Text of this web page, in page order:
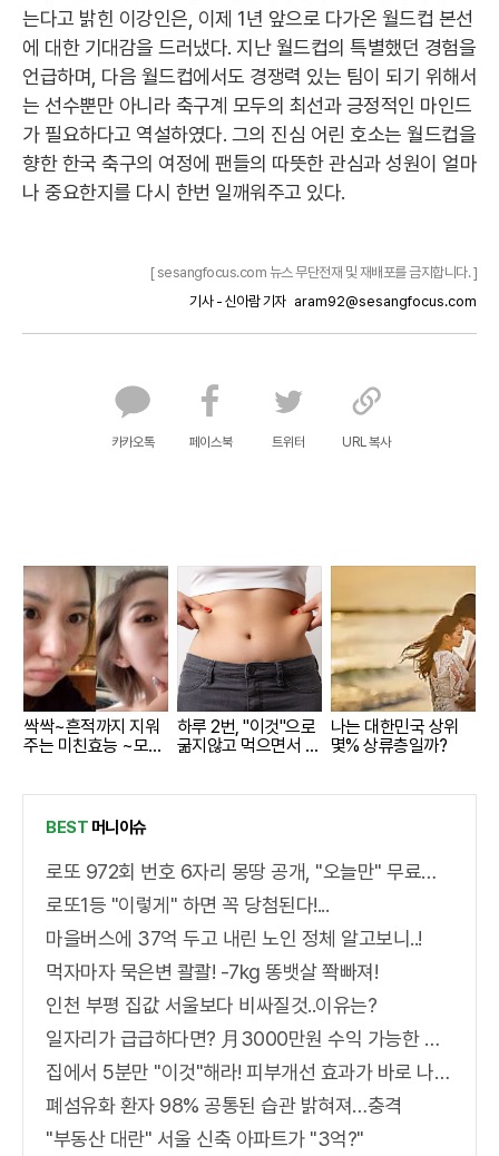
는다고 밝힌 이강인은, 이제 1년 앞으로 다가온 월드컵 본선
에 대한 기대감을 드러냈다. 지난 월드컵의 특별했던 경험을
언급하며, 다음 월드컵에서도 경쟁력 있는 팀이 되기 위해서
는 선수뿐만 아니라 축구계 모두의 최선과 긍정적인 마인드
가 필요하다고 역설하였다. 그의 진심 어린 호소는 월드컵을
향한 한국 축구의 여정에 팬들의 따뜻한 관심과 성원이 얼마
나 중요한지를 다시 한번 일깨워주고 있다.
[ sesangfocus.com 뉴스 무단전재 및 재배포를 금지합니다. ]
기사 - 신아람 기자 aram92@sesangfocus.com
카카오톡 페이스북 트위터 URL 복사
싹싹~흔적까지 지워
주는 미친효능 ~모공
하루 2번, "이것"으로
굶지않고 먹으면서 빼
나는 대한민국 상위
몇% 상류층일까?
BEST 머니이슈
로또 972회 번호 6자리 몽땅 공개, "오늘만" 무료니까 꼭 오늘 확인하세요.
로또1등 "이렇게" 하면 꼭 당첨된다!...
마을버스에 37억 두고 내린 노인 정체 알고보니..!
먹자마자 묵은변 콸콸! -7kg 똥뱃살 쫙빠져!
인천 부평 집값 서울보다 비싸질것..이유는?
일자리가 급급하다면? 月3000만원 수익 가능한 이 "자격증" 주목받고 있어..
집에서 5분만 "이것"해라! 피부개선 효과가 바로 나타난다!!
폐섬유화 환자 98% 공통된 습관 밝혀져…충격
"부동산 대란" 서울 신축 아파트가 "3억?"